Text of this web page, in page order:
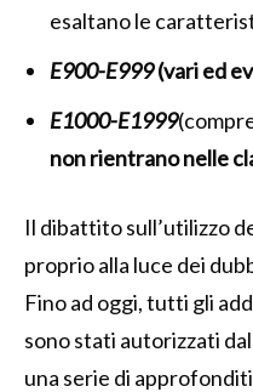
esaltano le
E900-E999(vari ed
E1000-E1999
non rientrano nelle
Il dibattito sull’utilizzo
proprio alla luce dei
Fino ad oggi, tutti gli
sono stati autorizzati
una serie di